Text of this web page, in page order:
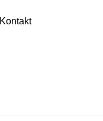
Kontakt